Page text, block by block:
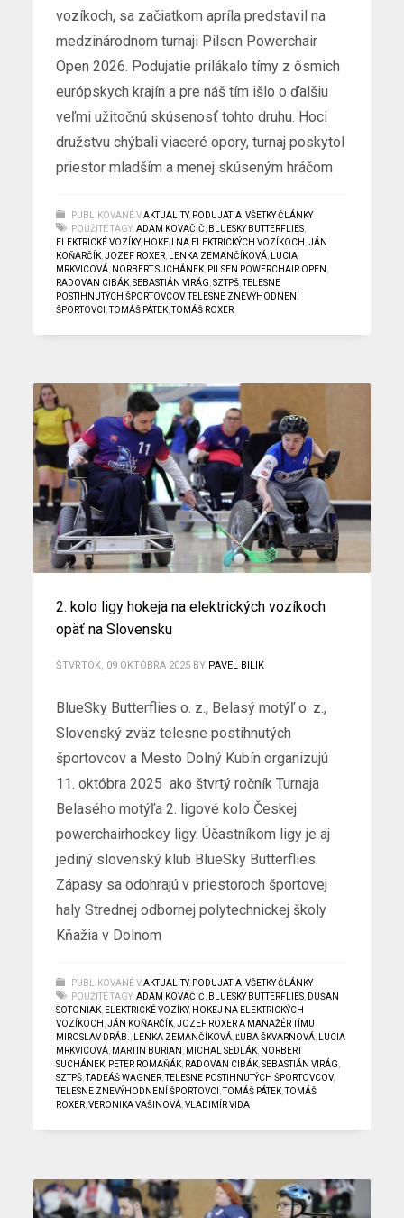
vozíkoch, sa začiatkom apríla predstavil na
medzinárodnom turnaji Pilsen Powerchair
Open 2026. Podujatie prilákalo tímy z ôsmich
európskych krajín a pre náš tím išlo o ďalšiu
veľmi užitočnú skúsenosť tohto druhu. Hoci
družstvu chýbali viaceré opory, turnaj poskytol
priestor mladším a menej skúseným hráčom
PUBLIKOVANÉ V AKTUALITY, PODUJATIA ,VŠETKY ČLÁNKY
POUŽITÉ TAGY: ADAM KOVAČIČ BLUESKY BUTTERFLIES
ELEKTRICKÉ VOZÍKY, HOKEJ NA ELEKTRICKÝCH VOZÍKOCH ,JÁN
KOŇARČÍK ,JOZEF ROXER LENKA ZEMANČÍKOVÁ
LUCIA
MRKVICOVÁ NORBERT SUCHÁNEK PILSEN POWERCHAIR OPEN
RADOVAN CIBÁK ,SEBASTIÁN VIRÁG ,SZTPŠ ,TELESNE
POSTIHNUTÝCH ŠPORTOVCOV,TELESNE ZNEVÝHODNENÍ
ŠPORTOVCI ,TOMÁŠ PÁTEK ,TOMÁŠ ROXER
2. kolo ligy hokeja na elektrických vozíkoch
opäť na Slovensku
ŠTVRTOK, 09 OKTÓBRA 2025 BY PAVEL BILIK
BlueSky Butterflies o. z., Belasý motýľ o. z.,
Slovenský zväz telesne postihnutých
športovcov a Mesto Dolný Kubín organizujú
11. októbra 2025 ako štvrtý ročník Turnaja
Belasého motýľa 2. ligové kolo Českej
powerchairhockey ligy. Účastníkom ligy je aj
jediný slovenský klub BlueSky Butterflies.
Zápasy sa odohrajú v priestoroch športovej
haly Strednej odbornej polytechnickej školy
Kňažia v Dolnom
PUBLIKOVANÉ V AKTUALITY, PODUJATIA ,VŠETKY ČLÁNKY
POUŽITÉ TAGY: ADAM KOVAČIČ BLUESKY BUTTERFLIES DUŠAN
SOTONIAK ELEKTRICKÉ VOZÍKY, HOKEJ NA ELEKTRICKÝCH
VOZÍKOCH ,JÁN KOŇARČÍK ,JOZEF ROXER A MANAŽÉR TÍMU
MIROSLAV DRÁB.
LENKA ZEMANČÍKOVÁ ,ĽUBA ŠKVARNOVÁ
LUCIA
MRKVICOVÁ MARTIN BURIAN MICHAL SEDLÁK NORBERT
SUCHÁNEK PETER ROMAŇÁK RADOVAN CIBÁK ,SEBASTIÁN VIRÁG
SZTPŠ ,TADEÁŠ WAGNER ,TELESNE POSTIHNUTÝCH ŠPORTOVCOV,
TELESNE ZNEVÝHODNENÍ ŠPORTOVCI ,TOMÁŠ PÁTEK ,TOMÁŠ
ROXER ,VERONIKA VAŠINOVÁ ,VLADIMÍR VIDA